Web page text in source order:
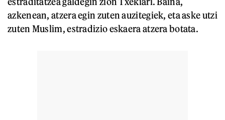
azkenean, atzera egin zuten auzitegiek, eta aske utzi
zuten Muslim, estradizio eskaera atzera botata.